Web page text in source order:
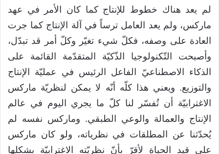
لم يعد هناك خطوط للإنتاج كما كان الأمر في عهد
ماركس، ولم يعد العامل ترساً في آلة الإنتاج كما جرت
العادة على وصفه، فكلّ شيء تغيّر وكلّ أمر قد تبدّل،
وأصبحت التّكنولوجيا الذّكيّة المتقدّمة القائمة على
الذكاء الاصطناعيّ الفاعل الرئيس في عمليّة الإنتاج
والتوزيع. ويعني هذا كلّه أنّه لا يمكن لنظريّة ماركس
الاغترابيّة أن تُفسّر لنا كلّ ما يجري اليوم في عالم
الإنتاج والعمالة والوعي الطبقي. وماركس نفسه لم
يُحدّثنا عن المطلقات في نظرياته، ولو كان ماركس
على قيد الحياة لأقرّ بأنّ نظريّته الاغترابيّة بشكلها